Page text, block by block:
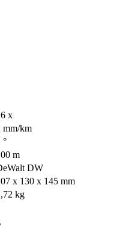
x
mm/km
°
m
DW
x 130 x 145 mm
kg